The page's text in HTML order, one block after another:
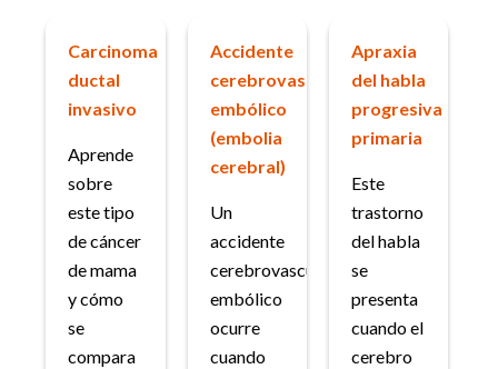
Carcinoma
ductal
invasivo
Aprende
sobre
este tipo
de cáncer
de mama
y cómo
se
compara
Accidente
cerebrovascular
embólico
(embolia
cerebral)
Un
accidente
cerebrovascular
embólico
ocurre
cuando
Apraxia
del habla
progresiva
primaria
Este
trastorno
del habla
se
presenta
cuando el
cerebro